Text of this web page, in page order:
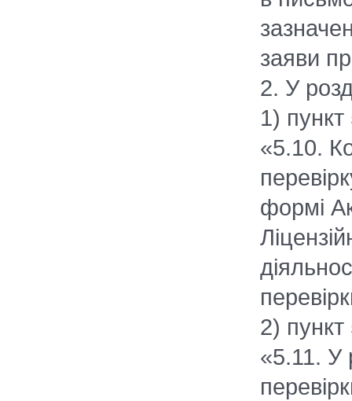
заяви
2. У
1) пункт
«5.10.
формі
2) пункт
«5.11. У